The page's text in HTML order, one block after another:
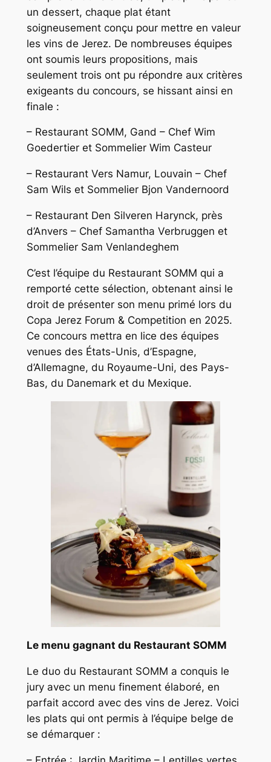
un dessert, chaque plat étant
soigneusement conçu pour mettre en valeur
les vins de Jerez. De nombreuses équipes
ont soumis leurs propositions, mais
seulement trois ont pu répondre aux critères
exigeants du concours, se hissant ainsi en
finale :
– Restaurant SOMM, Gand – Chef Wim
Goedertier et Sommelier Wim Casteur
– Restaurant Vers Namur, Louvain – Chef
Sam Wils et Sommelier Bjon Vandernoord
– Restaurant Den Silveren Harynck, près
d’Anvers – Chef Samantha Verbruggen et
Sommelier Sam Venlandeghem
C’est l’équipe du Restaurant SOMM qui a
remporté cette sélection, obtenant ainsi le
droit de présenter son menu primé lors du
Copa Jerez Forum & Competition en 2025.
Ce concours mettra en lice des équipes
venues des États-Unis, d’Espagne,
d’Allemagne, du Royaume-Uni, des Pays-
Bas, du Danemark et du Mexique.
Le menu gagnant du Restaurant SOMM
Le duo du Restaurant SOMM a conquis le
jury avec un menu finement élaboré, en
parfait accord avec des vins de Jerez. Voici
les plats qui ont permis à l’équipe belge de
se démarquer :